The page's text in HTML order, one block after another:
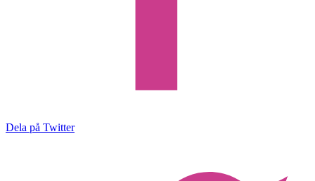
Dela på Twitter